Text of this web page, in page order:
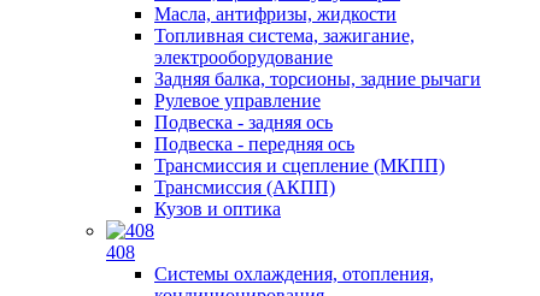
Масла, антифризы, жидкости
Топливная система, зажигание,
электрооборудование
Задняя балка, торсионы, задние рычаги
Рулевое управление
Подвеска - задняя ось
Подвеска - передняя ось
Трансмиссия и сцепление (МКПП)
Трансмиссия (АКПП)
Кузов и оптика
408
Системы охлаждения, отопления,